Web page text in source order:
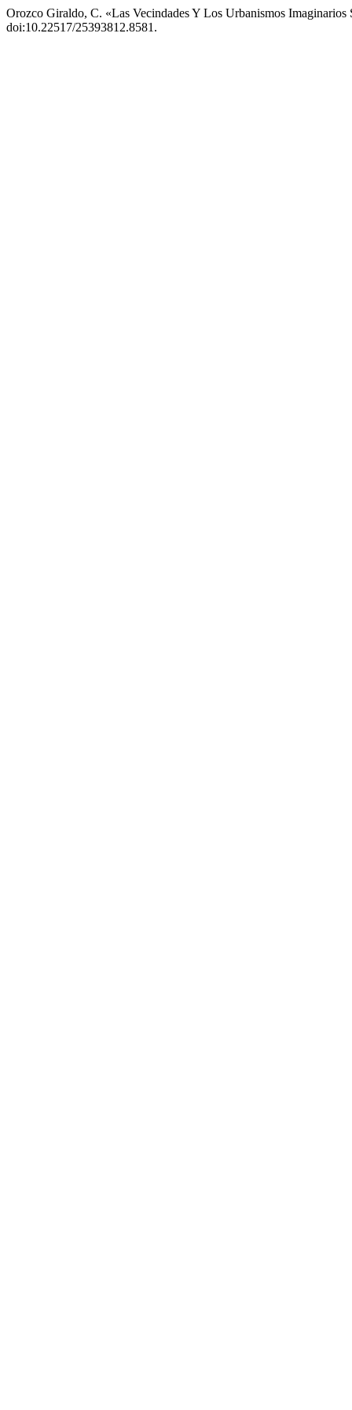
Orozco Giraldo, C. «Las Vecindades Y Los Urbanismos
doi:10.22517/25393812.8581.